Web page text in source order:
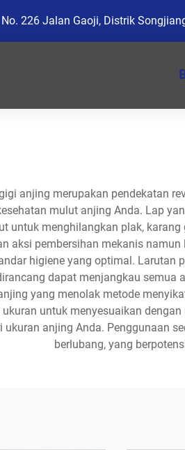
226 Jalan Gaoji, Distrik
anjing merupakan pendekatan
mulut anjing Anda. Lap
untuk menghilangkan plak,
aksi pembersihan mekanis
higiene yang optimal. Larutan
dapat menjangkau semua
yang menolak metode
untuk menyesuaikan
ukuran anjing Anda. Penggunaan
berlubang, yang